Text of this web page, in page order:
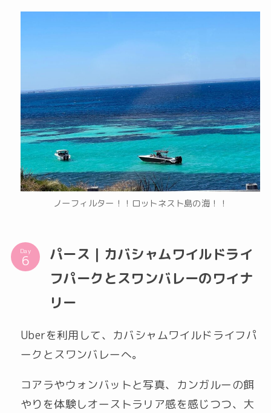
ノーフィルター！！ロットネスト島の海！！
Day
パース｜カバシャムワイルドライ
フパークとスワンバレーのワイナ
リー
Uberを利用して、カバシャムワイルドライフパ
ークとスワンバレーへ。
コアラやウォンバットと写真、カンガルーの餌
やりを体験しオーストラリア感を感じつつ、大